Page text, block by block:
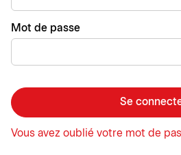
Mot de passe
Se
Vous avez oublié votre mot de